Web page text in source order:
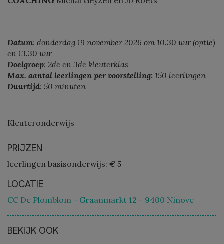
Datum: donderdag 19 november 2026 om 10.30 uur (optie)
en 13.30 uur
Doelgroep: 2de en 3de kleuterklas
Max. aantal leerlingen per voorstelling: 150 leerlingen
Duurtijd: 50 minuten
Kleuteronderwijs
PRIJZEN
leerlingen basisonderwijs: € 5
LOCATIE
CC De Plomblom - Graanmarkt 12 - 9400 Ninove
BEKIJK OOK